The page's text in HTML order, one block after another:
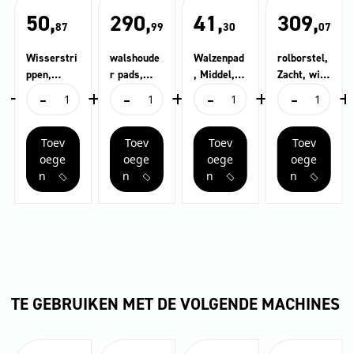
50,87
Wisserstri
ppen,
-
Wisserstrippen,
aantal
+
Toev
oege
n
290,99
walshoude
r pads,
-
walshouder
800
mm
aantal
+
Toev
oege
n
41,30
Walzenpad
, Middel,
-
Walzenpad,
rood
aantal
+
Toev
oege
n
309,07
rolborstel,
Zacht, wit,
-
rolborstel,
wit,
800
mm
aantal
+
Toev
oege
n
+
TE GEBRUIKEN MET DE VOLGENDE MACHINES